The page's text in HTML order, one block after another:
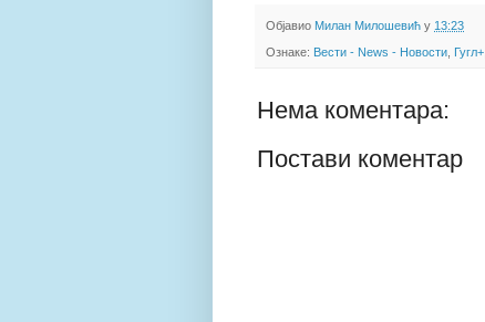
Објавио Милан Милошевић у 13:23
Ознаке: Вести - News - Новости Гугл+
Нема коментара:
Постави коментар